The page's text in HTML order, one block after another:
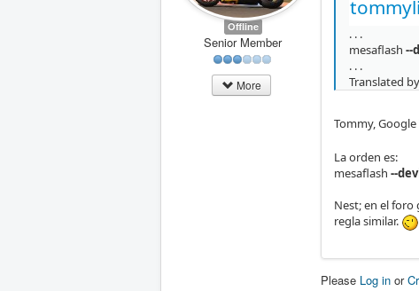
Offline
Senior Member
More
. . .
mesaflash --
. . .
Translated
Tommy,
La orden es:
mesaflash --
Nest; en el foro
regla similar.
Please Log in or